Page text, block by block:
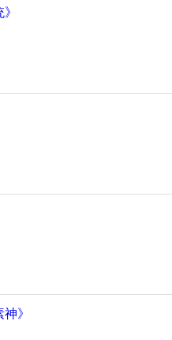
声，所有的人都瞪大了眼睛胆颤地
骑立于身后，战旗猎猎作响一片肃
吞噬天道！
间苍鹰舞，茫茫天地犹嫌窄！
睨天下豪杰，手掌那兴衰成败！
》